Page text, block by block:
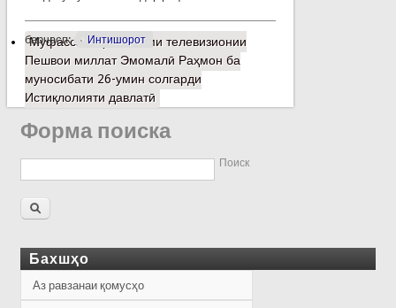
барчасп: Интишорот
Муфассалтаро Паёми телевизионии
Пешвои миллат Эмомалӣ Раҳмон ба
муносибати 26-умин солгарди
Истиқлолияти давлатӣ
Форма поиска
Поиск
Бахшҳо
Аз равзанаи қомусҳо